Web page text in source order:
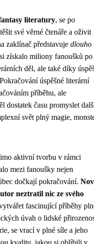
literatury, se po
své věrné čtenáře a oživit
zaklínač představuje dlouho
získalo miliony fanoušků po
děl, ale také díky
úspěšné literární
příběhu, ale
dostatek času promyslet
svět plný magie,
aktivní tvorbu v rámci
mezi fanoušky nejen
dočkají pokračování.
neztratil nic ze svého
fascinující příběhy
úvah o lidské
se vrací v plné síle a jeho
kvalitu, jakou si oblíbili v